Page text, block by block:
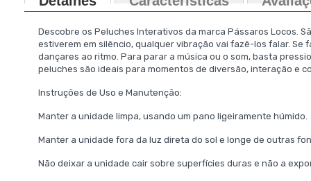
Descobre os Peluches Interativos da marca Pássaros Locos.
estiverem em silêncio, qualquer vibração vai fazê-los falar. Se
dançares ao ritmo. Para parar a música ou o som, basta
peluches são ideais para momentos de diversão, interação e
Instruções de Uso e Manutenção:
Manter a unidade limpa, usando um pano ligeiramente húmido.
Manter a unidade fora da luz direta do sol e longe de outras
Não deixar a unidade cair sobre superfícies duras e não a